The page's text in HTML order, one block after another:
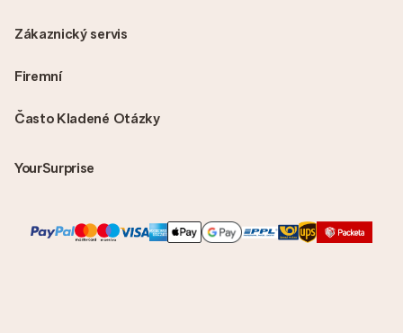
Často Kladené Otázky
YourSurprise
Zákaznický servis
Firemní